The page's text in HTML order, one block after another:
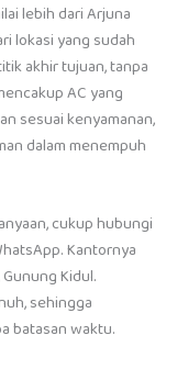
lebih dari Arjuna
lokasi yang sudah
akhir tujuan, tanpa
AC yang
sesuai kenyamanan,
dalam menempuh
cukup hubungi
Kantornya
Kidul.
sehingga
batasan waktu.